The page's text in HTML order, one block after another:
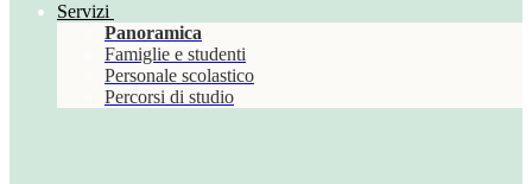
Servizi
Panoramica
Famiglie e studenti
Personale scolastico
Percorsi di studio